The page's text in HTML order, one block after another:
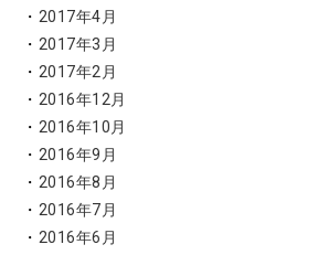
2017年4月
2017年3月
2017年2月
2016年12月
2016年10月
2016年9月
2016年8月
2016年7月
2016年6月